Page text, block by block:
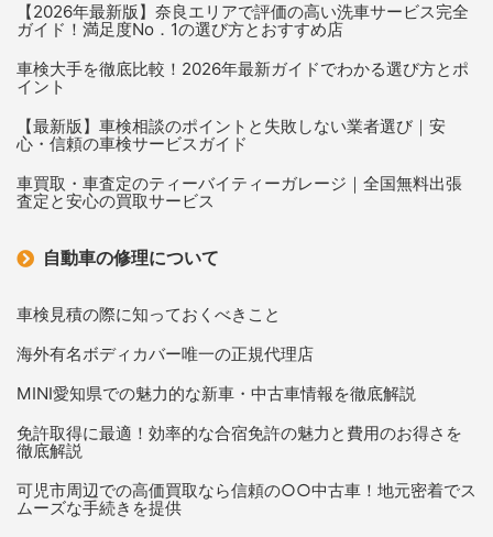
【2026年最新版】奈良エリアで評価の高い洗車サービス完全
ガイド！満足度No．1の選び方とおすすめ店
車検大手を徹底比較！2026年最新ガイドでわかる選び方とポ
イント
【最新版】車検相談のポイントと失敗しない業者選び｜安
心・信頼の車検サービスガイド
車買取・車査定のティーバイティーガレージ｜全国無料出張
査定と安心の買取サービス
自動車の修理について
車検見積の際に知っておくべきこと
海外有名ボディカバー唯一の正規代理店
MINI愛知県での魅力的な新車・中古車情報を徹底解説
免許取得に最適！効率的な合宿免許の魅力と費用のお得さを
徹底解説
可児市周辺での高価買取なら信頼の○○中古車！地元密着でス
ムーズな手続きを提供